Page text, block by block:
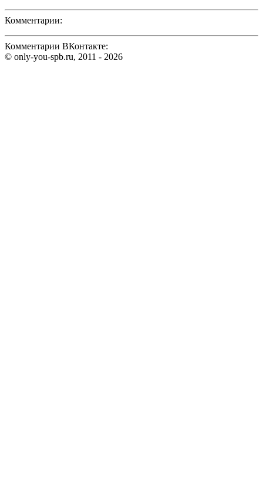
Комментарии:
Комментарии ВКонтакте:
© only-you-spb.ru, 2011 - 2026